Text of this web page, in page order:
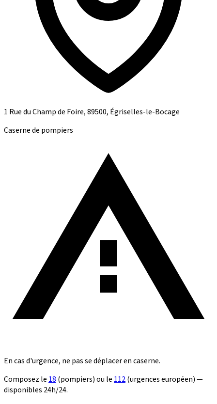
1 Rue du Champ de Foire, 89500, Égriselles-le-Bocage
Caserne de pompiers
En cas d'urgence, ne pas se déplacer en caserne.
Composez le 18 (pompiers) ou le 112(urgences européen) —
disponibles 24h/24.